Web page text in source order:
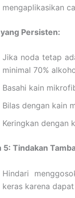
mengaplikasikan
Persisten:
Jika noda tetap
minimal 70%
Basahi kain
Bilas dengan kain
Keringkan dengan
5: Tindakan
Hindari
keras karena